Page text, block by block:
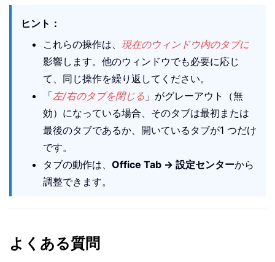
ヒント：
これらの操作は、 現在のウィンドウ内のタブに
影響します。他のウィンドウでも必要に応じ
て、同じ操作を繰り返してください。
「左/右のタブを閉じる 」がグレーアウト（無
効）になっている場合、そのタブは最初または
最後のタブであるか、開いているタブが1 つだけ
です。
タブの動作は、 Office Tab → 設定センターから
調整できます。
よくある質問